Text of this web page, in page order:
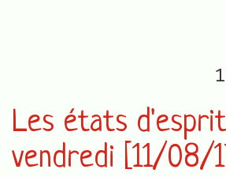
Les états
vendredi [11/08/